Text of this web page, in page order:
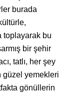
burada
toplayarak bu
bir şehir
tatlı, her şey
güzel yemekleri
gönüllerin